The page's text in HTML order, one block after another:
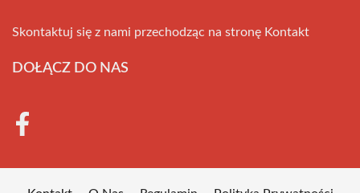
Skontaktuj się z nami przechodząc na stronę Kontakt
DOŁĄCZ DO NAS